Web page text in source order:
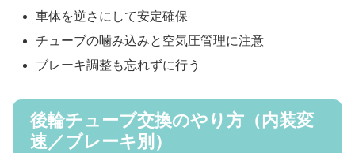
車体を逆さにして安定確保
チューブの噛み込みと空気圧管理に注意
ブレーキ調整も忘れずに行う
後輪チューブ交換のやり方（内装変
速／ブレーキ別）